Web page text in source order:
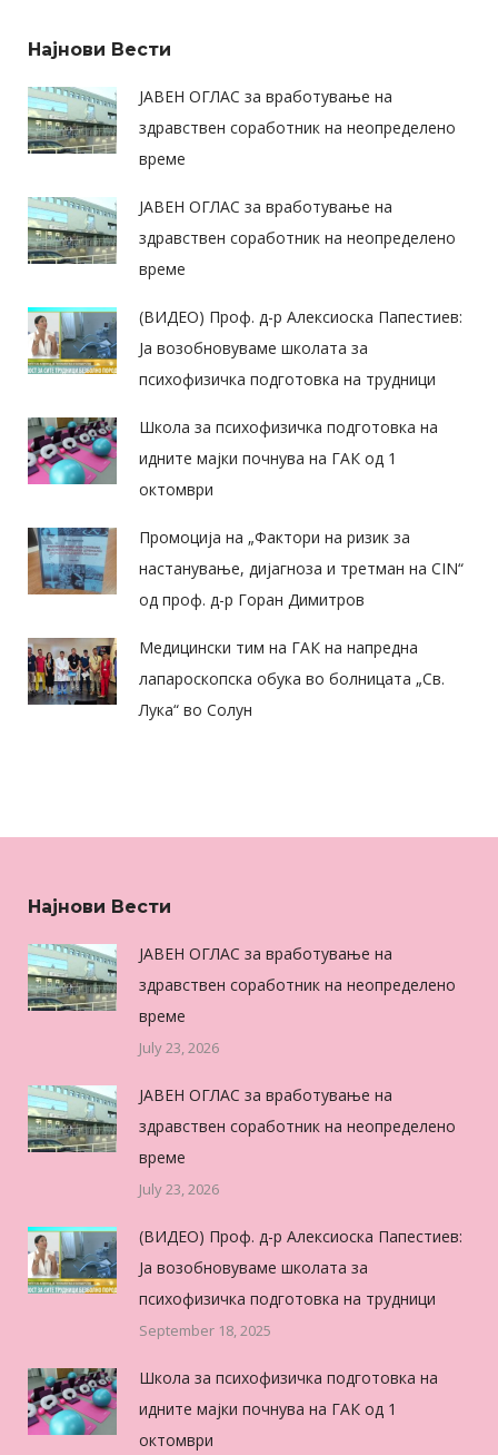
Најнови Вести
ЈАВЕН ОГЛАС за вработување на
здравствен соработник на неопределено
време
ЈАВЕН ОГЛАС за вработување на
здравствен соработник на неопределено
време
(ВИДЕО) Проф. д-р Алексиоска Папестиев:
Ја возобновуваме школата за
психофизичка подготовка на трудници
Школа за психофизичка подготовка на
идните мајки почнува на ГАК од 1
октомври
Промоција на „Фактори на ризик за
настанување, дијагноза и третман на CIN“
од проф. д-р Горан Димитров
Медицински тим на ГАК на напредна
лапароскопска обука во болницата „Св.
Лука“ во Солун
Најнови Вести
ЈАВЕН ОГЛАС за вработување на
здравствен соработник на неопределено
време
July 23, 2026
ЈАВЕН ОГЛАС за вработување на
здравствен соработник на неопределено
време
July 23, 2026
(ВИДЕО) Проф. д-р Алексиоска Папестиев:
Ја возобновуваме школата за
психофизичка подготовка на трудници
September 18, 2025
Школа за психофизичка подготовка на
идните мајки почнува на ГАК од 1
октомври